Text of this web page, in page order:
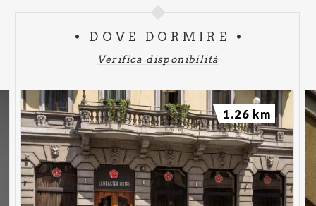
DOVE DORMIRE
Verifica disponibilità
1.26 km